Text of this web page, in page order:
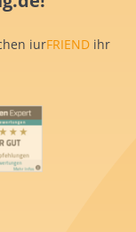
iurFRIEND ihr